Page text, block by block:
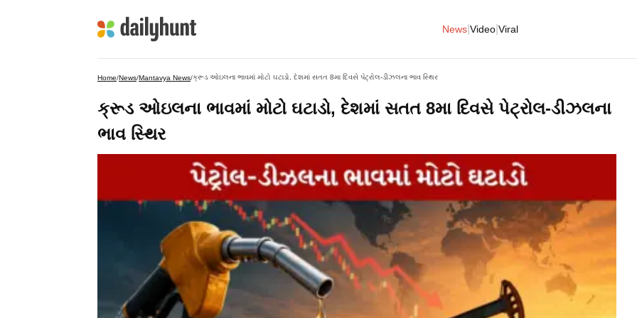
News Video Viral
Home/News/Mantavya News/ક્રૂડ ઓઇલના ભાવમાં મોટો ઘટાડો, દેશમાં સતત 8મા દિવસે પેટ્રોલ-ડીઝલના ભાવ સ્થિર
ક્રૂડ ઓઇલના ભાવમાં મોટો ઘટાડો, દેશમાં સતત 8મા દિવસે પેટ્રોલ-ડીઝલના
ભાવ સ્થિર